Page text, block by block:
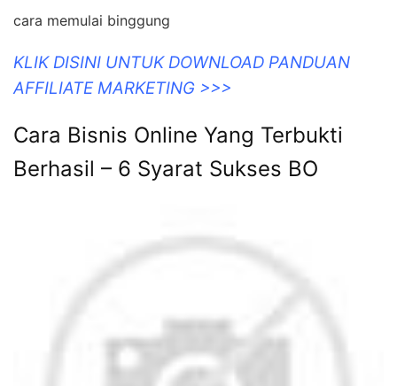
cara memulai binggung
KLIK DISINI UNTUK DOWNLOAD PANDUAN
AFFILIATE MARKETING >>>
Cara Bisnis Online Yang Terbukti
Berhasil – 6 Syarat Sukses BO